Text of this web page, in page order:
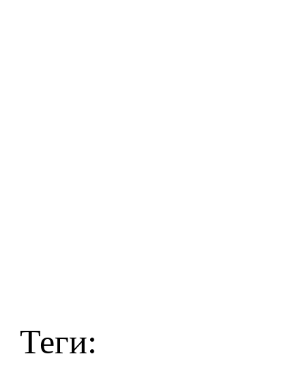
Теги: